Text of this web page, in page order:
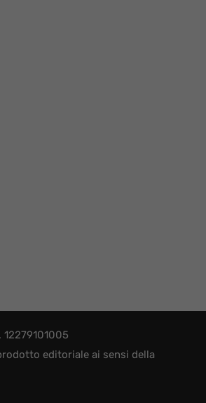
editoriale ai sensi della